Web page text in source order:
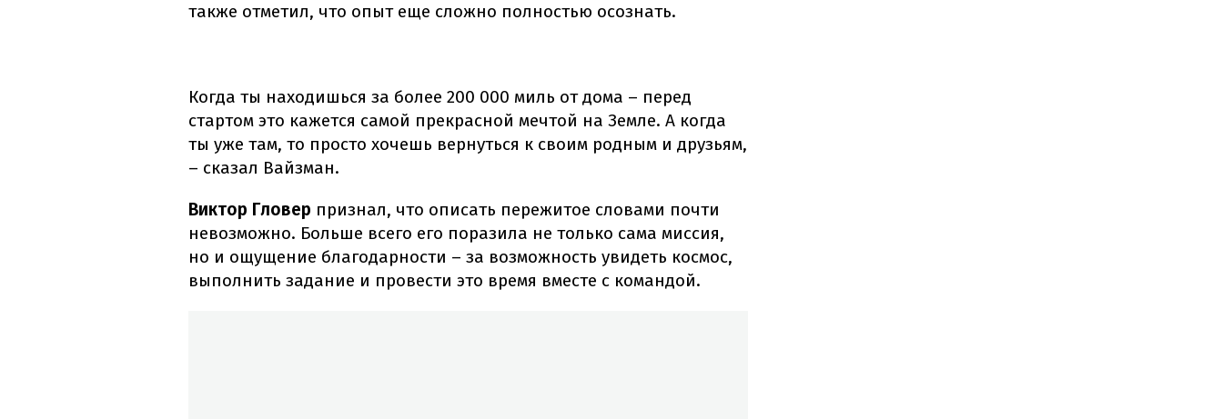
также отметил, что опыт еще сложно полностью осознать.
Когда ты находишься за более 200 000 миль от дома – перед
стартом это кажется самой прекрасной мечтой на Земле. А когда
ты уже там, то просто хочешь вернуться к своим родным и друзьям,
– сказал Вайзман.
Виктор Гловер признал, что описать пережитое словами почти
невозможно. Больше всего его поразила не только сама миссия,
но и ощущение благодарности – за возможность увидеть космос,
выполнить задание и провести это время вместе с командой.